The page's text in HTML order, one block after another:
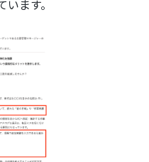
います。